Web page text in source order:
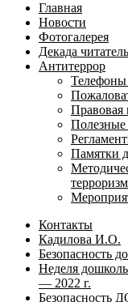
Главная
Новости
Фотогалерея
Декада
Антитеррор
Телефоны
Полезные
Памятки
Контакты
Кадилова И.О.
Безопасность
Неделя
— 2022 г.
Безопасность